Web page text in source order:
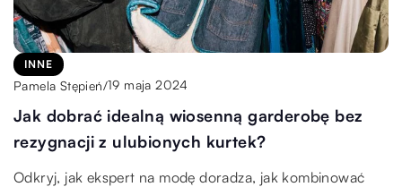
INNE
Pamela Stępień/19 maja 2024
Jak dobrać idealną wiosenną garderobę bez
rezygnacji z ulubionych kurtek?
Odkryj, jak ekspert na modę doradza, jak kombinować